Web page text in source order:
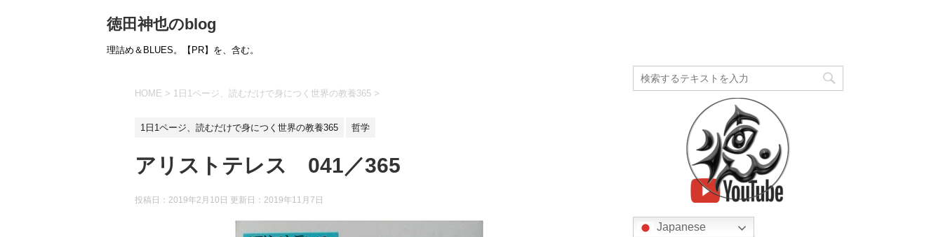
徳田神也のblog
理詰め＆BLUES。【PR】を、含む。
HOME > 1日1ページ、読むだけで身につく世界の教養365 >
1日1ページ、読むだけで身につく世界の教養365 哲学
アリストテレス 041／365
投稿日：2019年2月10日 更新日： 2019年11月7日
Japanese